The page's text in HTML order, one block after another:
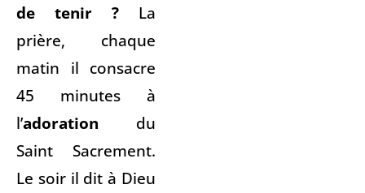
de tenir ? La
prière, chaque
matin il consacre
45 minutes à
l’adoration du
Saint Sacrement.
Le soir il dit à Dieu